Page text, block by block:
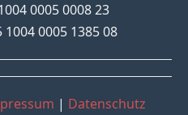
0005 0008 23
0005 1385 08
| Datenschutz